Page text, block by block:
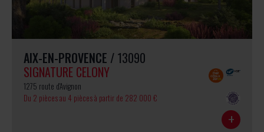
AIX-EN-PROVENCE / 13090
SIGNATURE CELONY
1275 route d'Avignon
Du 2 pièces au 4 piècesà partir de 282 000 €
+